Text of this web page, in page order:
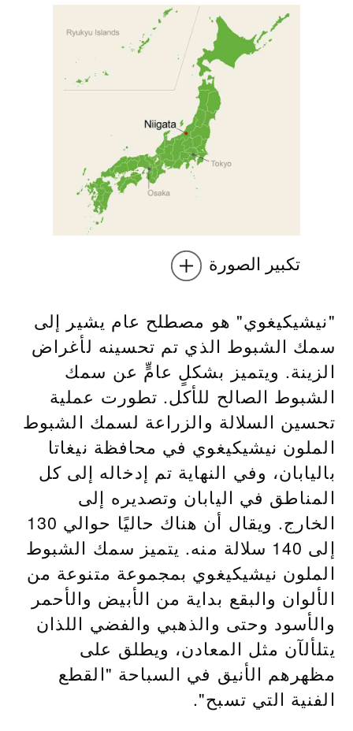
تكبير الصورة
"نيشيكيغوي" هو مصطلح عام يشير إلى
سمك الشبوط الذي تم تحسينه لأغراض
الزينة. ويتميز بشكلٍ عامٍّ عن سمك
الشبوط الصالح للأكل. تطورت عملية
تحسين السلالة والزراعة لسمك الشبوط
الملون نيشيكيغوي في محافظة نيغاتا
باليابان، وفي النهاية تم إدخاله إلى كل
المناطق في اليابان وتصديره إلى
الخارج. ويقال أن هناك حاليًا حوالي 130
إلى 140 سلالة منه. يتميز سمك الشبوط
الملون نيشيكيغوي بمجموعة متنوعة من
الألوان والبقع بداية من الأبيض والأحمر
والأسود وحتى والذهبي والفضي اللذان
يتلألآن مثل المعادن، ويطلق على
مظهرهم الأنيق في السباحة "القطع
الفنية التي تسبح".